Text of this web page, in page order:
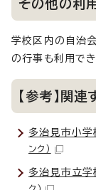
その他の利用
学校区内の自治
の行事も利用で
【参考】関
多治見市小学
ンク）
多治見市立学